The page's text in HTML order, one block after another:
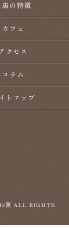
店の特徴
カフェ
アクセス
コラム
トマップ
照 ALL RIGHTS